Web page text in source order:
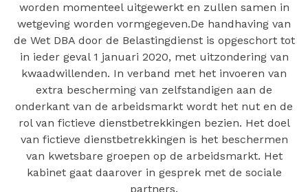
worden momenteel uitgewerkt en zullen samen in
wetgeving worden vormgegeven.De handhaving van
de Wet DBA door de Belastingdienst is opgeschort tot
in ieder geval 1 januari 2020, met uitzondering van
kwaadwillenden. In verband met het invoeren van
extra bescherming van zelfstandigen aan de
onderkant van de arbeidsmarkt wordt het nut en de
rol van fictieve dienstbetrekkingen bezien. Het doel
van fictieve dienstbetrekkingen is het beschermen
van kwetsbare groepen op de arbeidsmarkt. Het
kabinet gaat daarover in gesprek met de sociale
partners.